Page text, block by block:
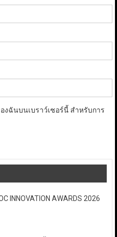
งฉันบนเบราว์เซอร์นี้ สำหรับการ
INNOVATION AWARDS 2026